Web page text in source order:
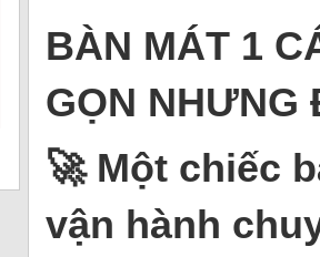
BÀN MÁT 1
GỌN NHƯNG
🚀 Một chiếc
vận hành